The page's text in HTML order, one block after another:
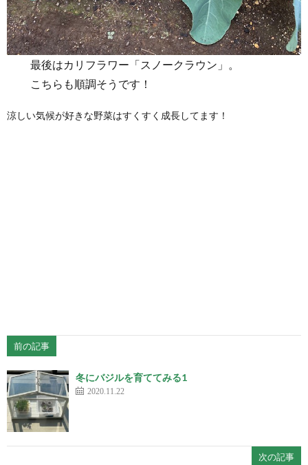
最後はカリフラワー「スノークラウン」。
こちらも順調そうです！
涼しい気候が好きな野菜はすくすく成長してます！
前の記事
冬にバジルを育ててみる1
2020.11.22
次の記事